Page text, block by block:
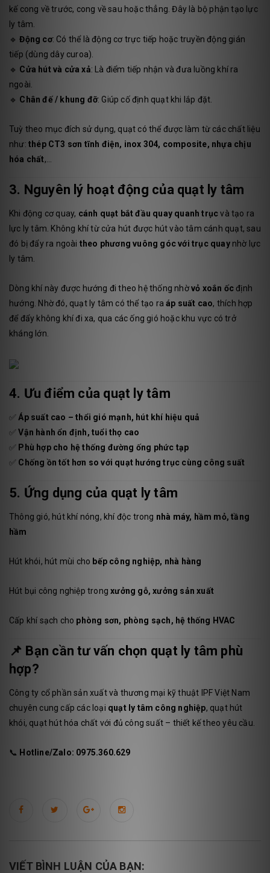
kế cong về trước, cong về sau hoặc thẳng. Đây là bộ phận tạo lực
ly tâm.
🔹Động cơ: Có thể là động cơ trực tiếp hoặc truyền động gián
tiếp (dùng dây curoa).
🔹 Cửa hút và cửa xả: Là điểm tiếp nhận và đưa luồng khí ra
ngoài.
🔹 Chân đế / khung đỡ: Giúp cố định quạt khi lắp đặt.
Tuỳ theo mục đích sử dụng, quạt có thể được làm từ các chất liệu
như: thép CT3 sơn tĩnh điện, inox 304, composite, nhựa chịu
hóa chất,...
3. Nguyên lý hoạt động của quạt ly tâm
Khi động cơ quay, cánh quạt bắt đầu quay quanh trụcvà tạo ra
lực ly tâm. Không khí từ cửa hút được hút vào tâm cánh quạt, sau
đó bị đẩy ra ngoài theo phương vuông góc với trục quaynhờ lực
ly tâm.
Dòng khí này được hướng đi theo hệ thống nhờvỏ xoắn ốcđịnh
hướng. Nhờ đó, quạt ly tâm có thể tạo raáp suất cao, thích hợp
để đẩy không khí đi xa, qua các ống gió hoặc khu vực có trở
kháng lớn.
4. Ưu điểm của quạt ly tâm
✅Áp suất cao – thổi gió mạnh, hút khí hiệu quả
✅Vận hành ổn định, tuổi thọ cao
✅ Phù hợp cho hệ thống đường ống phức tạp
✅ Chống ồn tốt hơn so với quạt hướng trục cùng công suất
5. Ứng dụng của quạt ly tâm
Thông gió, hút khí nóng, khí độc trong nhà máy, hầm mỏ, tầng
hầm
Hút khói, hút mùi cho bếp công nghiệp, nhà hàng
Hút bụi công nghiệp trongxưởng gỗ, xưởng sản xuất
Cấp khí sạch cho phòng sơn, phòng sạch, hệ thống HVAC
📌 Bạn cần tư vấn chọn quạt ly tâm phù
hợp?
Công ty cổ phần sản xuất và thương mại kỹ thuật IPF Việt Nam
chuyên cung cấp các loại quạt ly tâm công nghiệp, quạt hút
khói, quạt hút hóa chất với đủ công suất – thiết kế theo yêu cầu.
📞 Hotline/Zalo: 0975.360.629
VIẾT BÌNH LUẬN CỦA BẠN: